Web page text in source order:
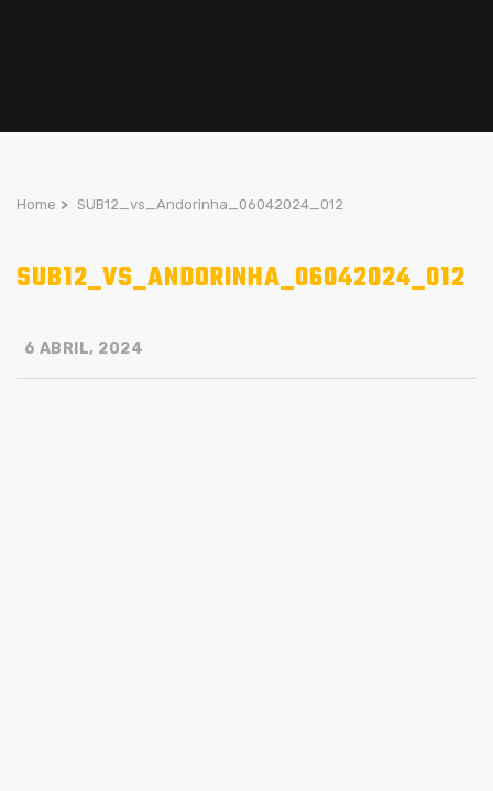
Home > SUB12_vs_Andorinha_06042024_012
SUB12_VS_ANDORINHA_06042024_012
6 ABRIL, 2024